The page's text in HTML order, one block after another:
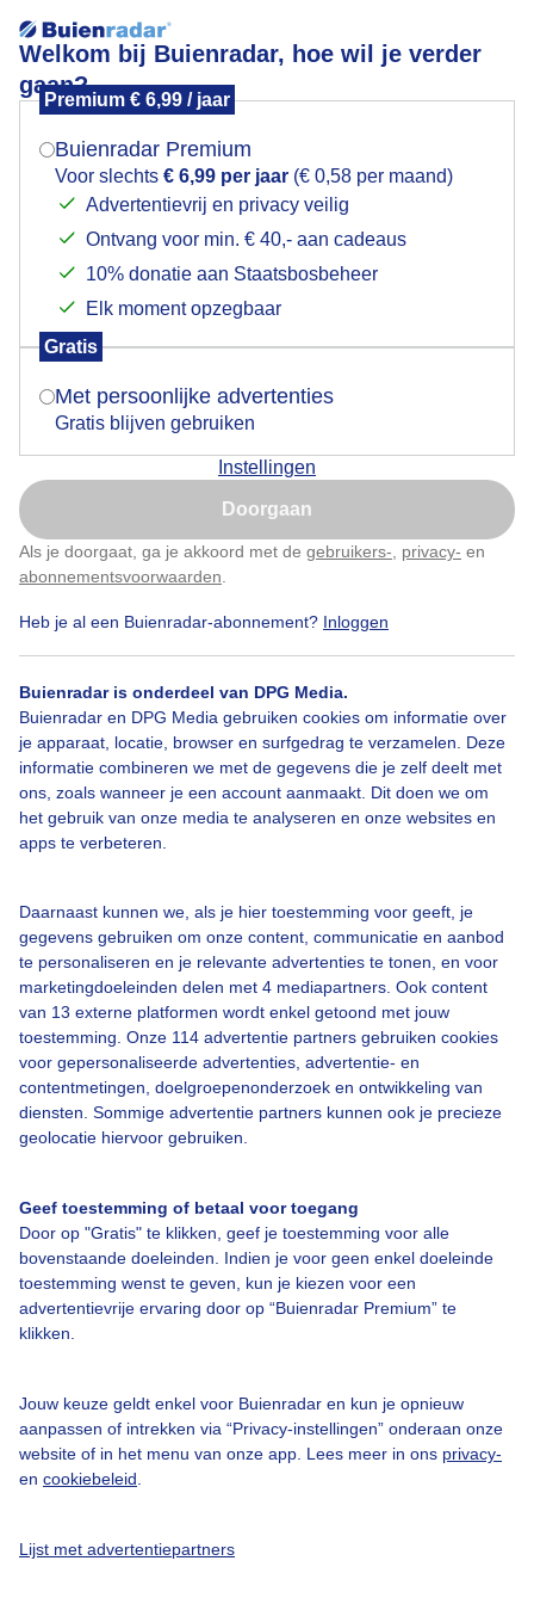
Welkom bij Buienradar, hoe wil je verder
gaan?
Premium € 6,99 / jaar
Buienradar Premium
Voor slechts € 6,99 per jaar (€ 0,58 per maand)
Advertentievrij en privacy veilig
Ontvang voor min. € 40,- aan cadeaus
10% donatie aan Staatsbosbeheer
Elk moment opzegbaar
Gratis
Met persoonlijke advertenties
Gratis blijven gebruiken
Instellingen
Doorgaan
Als je doorgaat, ga je akkoord met de gebruikers- privacy- en
abonnementsvoorwaarden
Heb je al een Buienradar-abonnement? Inloggen
Buienradar is onderdeel van DPG Media.
Buienradar en DPG Media gebruiken cookies om informatie over
je apparaat, locatie, browser en surfgedrag te verzamelen. Deze
informatie combineren we met de gegevens die je zelf deelt met
ons, zoals wanneer je een account aanmaakt. Dit doen we om
het gebruik van onze media te analyseren en onze websites en
apps te verbeteren.
Daarnaast kunnen we, als je hier toestemming voor geeft, je
gegevens gebruiken om onze content, communicatie en aanbod
te personaliseren en je relevante advertenties te tonen, en voor
marketingdoeleinden delen met 4 mediapartners. Ook content
van 13 externe platformen wordt enkel getoond met jouw
toestemming. Onze 114 advertentie partners gebruiken cookies
voor gepersonaliseerde advertenties, advertentie- en
contentmetingen, doelgroepenonderzoek en ontwikkeling van
diensten. Sommige advertentie partners kunnen ook je precieze
geolocatie hiervoor gebruiken.
Geef toestemming of betaal voor toegang
Door op "Gratis" te klikken, geef je toestemming voor alle
bovenstaande doeleinden. Indien je voor geen enkel doeleinde
toestemming wenst te geven, kun je kiezen voor een
advertentievrije ervaring door op “Buienradar Premium” te
klikken.
Jouw keuze geldt enkel voor Buienradar en kun je opnieuw
aanpassen of intrekken via “Privacy-instellingen” onderaan onze
website of in het menu van onze app. Lees meer in ons privacy-
en cookiebeleid
Lijst met advertentiepartners
Knopjes van de Sierpeer die op springen staan en
zojuist uitgekomen-; in het lentezonnetje
Kats, Zeeland
Door: Geeske Harkema Gemaakt: 31-03-2025, 215x bekeken
Bloesem_sierpeer Knopjes Lentezonnetje
Bekijk slideshow
Een moment geduld aub...
Bedrijfsgegevens
Veelgestelde vragen
Contact
Gebruikersvoorwaarden
Adverteren
Mogen we je locatie gebruiken voor het
Indien je hier nog geen akkoord op hebt gegeven,
verschijnt er zo een pop-up uit je browser waarin
Is goed, toon de popup
Nu niet, misschien later
Klik hierom dit aan te passen